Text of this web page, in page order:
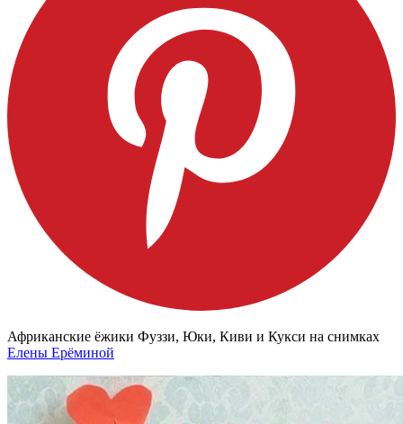
Африканские ёжики Фуззи, Юки, Киви и Кукси на снимках
Елены Ерёминой